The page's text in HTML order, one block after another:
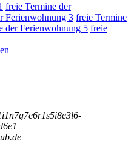
freie Termine der
Ferienwohnung 3 freie Termine
der Ferienwohnung 5 freie
i1n7g7e6r1s5i8e3l6-
6e1